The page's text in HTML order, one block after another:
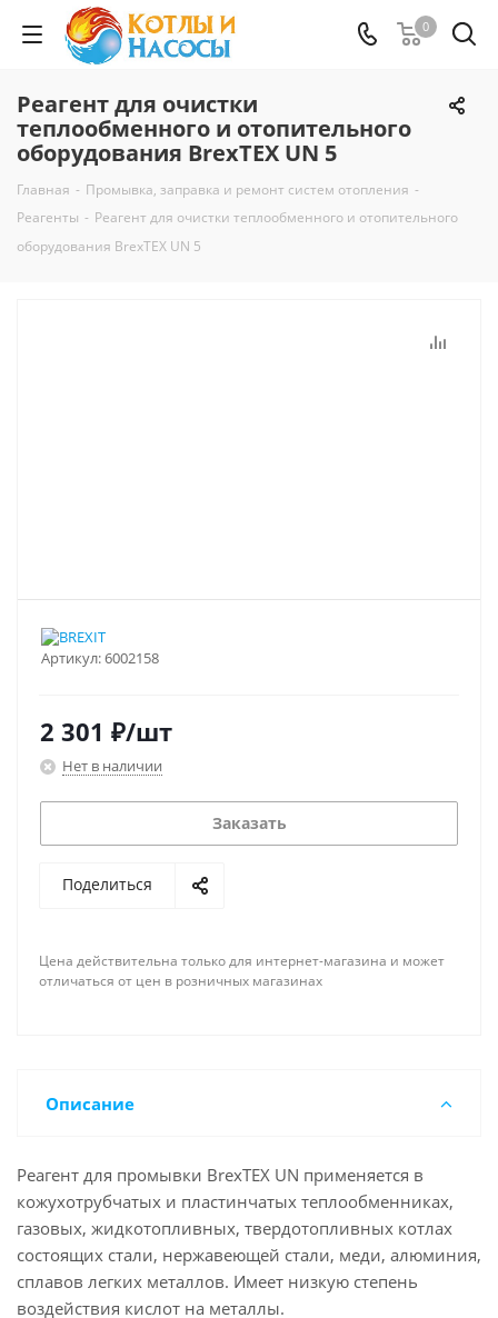
0
Реагент для очистки
теплообменного и отопительного
оборудования BrexTEX UN 5
Главная - Промывка, заправка и ремонт систем отопления -
Реагенты - Реагент для очистки теплообменного и отопительного
оборудования BrexTEX UN 5
Артикул:6002158
2 301 ₽/шт
Нет в наличии
Заказать
Поделиться
Цена действительна только для интернет-магазина и может
отличаться от цен в розничных магазинах
Описание
Реагент для промывки BrexTEX UN применяется в
кожухотрубчатых и пластинчатых теплообменниках,
газовых, жидкотопливных, твердотопливных котлах
состоящих стали, нержавеющей стали, меди, алюминия,
сплавов легких металлов. Имеет низкую степень
воздействия кислот на металлы.